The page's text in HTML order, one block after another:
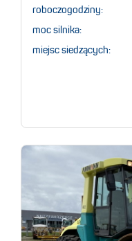
roboczogodziny:
moc silnika:
miejsc siedzących: